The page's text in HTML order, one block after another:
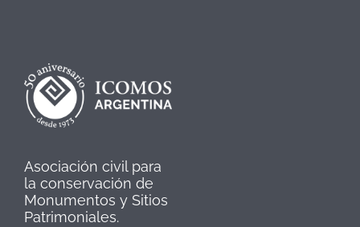
Asociación civil para
la conservación de
Monumentos y Sitios
Patrimoniales.